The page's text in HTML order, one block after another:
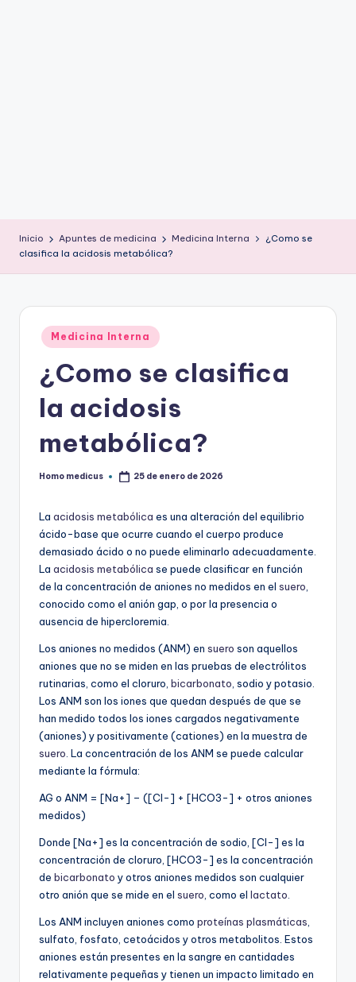
Inicio Apuntes de medicina Medicina Interna
¿Como se
clasifica la acidosis metabólica?
Publicado
en
Medicina Interna
¿Como se clasifica
la acidosis
metabólica?
Publicado
Homo medicus 25 de enero de 2026
La acidosis metabólica es una alteración del equilibrio
ácido-base que ocurre cuando el cuerpo produce
demasiado ácido o no puede eliminarlo adecuadamente.
La acidosis metabólica se puede clasificar en función
de la concentración de aniones no medidos en el suero,
conocido como el anión gap, o por la presencia o
ausencia de hipercloremia.
Los aniones no medidos (ANM) en suero son aquellos
aniones que no se miden en las pruebas de electrólitos
rutinarias, como el cloruro, bicarbonato, sodio y potasio.
Los ANM son los iones que quedan después de que se
han medido todos los iones cargados negativamente
(aniones) y positivamente (cationes) en la muestra de
suero. La concentración de los ANM se puede calcular
mediante la fórmula:
AG o ANM = [Na+] – ([Cl-] + [HCO3-] + otros aniones
medidos)
Donde [Na+] es la concentración de sodio, [Cl-] es la
concentración de cloruro, [HCO3-] es la concentración
de bicarbonato y otros aniones medidos son cualquier
otro anión que se mide en el suero, como el lactato.
Los ANM incluyen aniones como proteínas plasmáticas,
sulfato, fosfato, cetoácidos y otros metabolitos. Estos
aniones están presentes en la sangre en cantidades
relativamente pequeñas y tienen un impacto limitado en